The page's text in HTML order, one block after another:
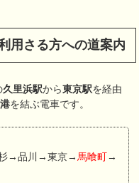
用さる方への道案内
久里浜駅から東京駅を経由
を結ぶ電車です。
→品川→東京→ 馬喰町→